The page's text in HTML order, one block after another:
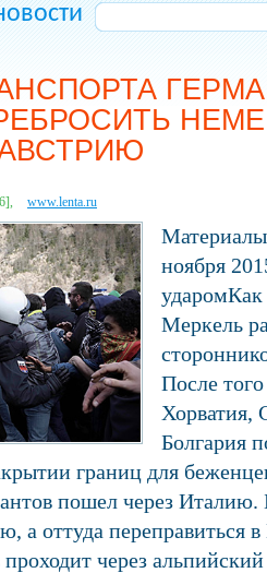
www.lenta.ru
ноября
Меркель
После
Хорватия,
Болгария
границ для
пошел через
а оттуда переправиться
через